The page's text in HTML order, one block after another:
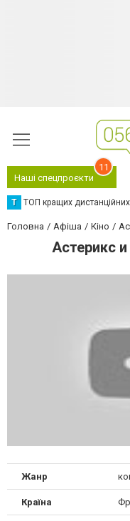
Наші спецпроєкти
11
Т ТОП кращих дистанційних
Головна Афіша Кіно
Астерикс
Жанр
Країна